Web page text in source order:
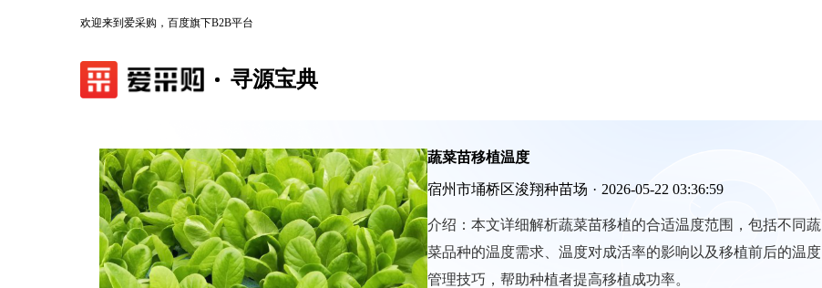
欢迎来到爱采购，百度旗下B2B平台
寻源宝典
蔬菜苗移植温度
宿州市埇桥区浚翔种苗场 · 2026-05-22 03:36:59
介绍： 本文详细解析蔬菜苗移植的合适温度范围，包括不同蔬
菜品种的温度需求、温度对成活率的影响以及移植前后的温度
管理技巧，帮助种植者提高移植成功率。